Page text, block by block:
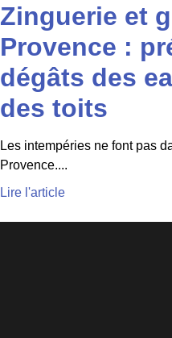
Zinguerie et
Provence :
dégâts des
des toits
Les intempéries ne font pas
Provence....
Lire l'article